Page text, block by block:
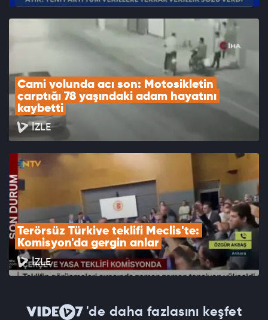
Cami yolunda acı son: Motosikletin
çarptığı 78 yaşındaki adam hayatını
kaybetti
İZLE
Terörsüz Türkiye teklifi Meclis'te:
Komisyon'da gergin anlar
İZLE
'de daha fazlasını keşfet